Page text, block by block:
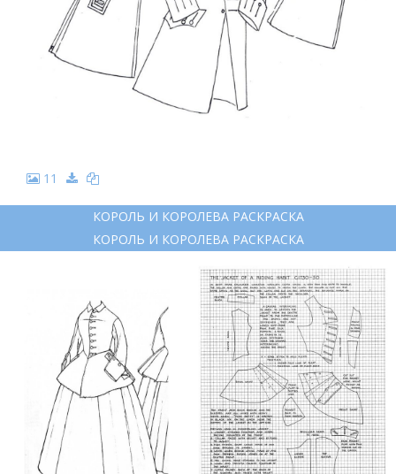
11
КОРОЛЬ И КОРОЛЕВА РАСКРАСКА
КОРОЛЬ И КОРОЛЕВА РАСКРАСКА